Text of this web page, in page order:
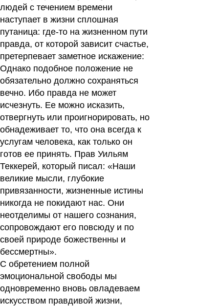
людей с течением времени
наступает в жизни сплошная
путаница: где-то на жизненном пути
правда, от которой зависит счастье,
претерпевает заметное искажение:
Однако подобное положение не
обязательно должно сохраняться
вечно. Ибо правда не может
исчезнуть. Ее можно исказить,
отвергнуть или проигнорировать, но
обнадеживает то, что она всегда к
услугам человека, как только он
готов ее принять. Прав Уильям
Теккерей, который писал: «Наши
великие мысли, глубокие
привязанности, жизненные истины
никогда не покидают нас. Они
неотделимы от нашего сознания,
сопровождают его повсюду и по
своей природе божественны и
бессмертны».
С обретением полной
эмоциональной свободы мы
одновременно вновь овладеваем
искусством правдивой жизни,